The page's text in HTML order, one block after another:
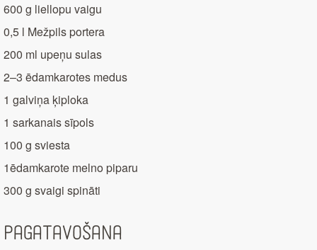
600 g liellopu vaigu
0,5 l Mežpils portera
200 ml upeņu sulas
2–3 ēdamkarotes medus
1 galviņa ķiploka
1 sarkanais sīpols
100 g sviesta
1ēdamkarote melno piparu
300 g svaigi spināti
Pagatavošana